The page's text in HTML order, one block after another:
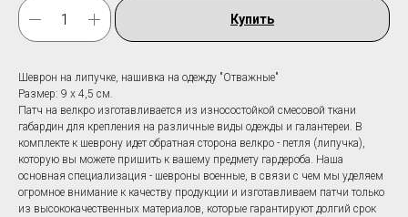
Купить
Шеврон на липучке, нашивка на одежду "Отважные"
Размер: 9 х 4,5 см.
Патч на велкро изготавливается из износостойкой смесовой ткани
габардин для крепления на различные виды одежды и галантереи. В
комплекте к шеврону идет обратная сторона велкро - петля (липучка),
которую вы можете пришить к вашему предмету гардероба. Наша
основная специализация - шевроны военные, в связи с чем мы уделяем
огромное внимание к качеству продукции и изготавливаем патчи только
из высококачественных материалов, которые гарантируют долгий срок